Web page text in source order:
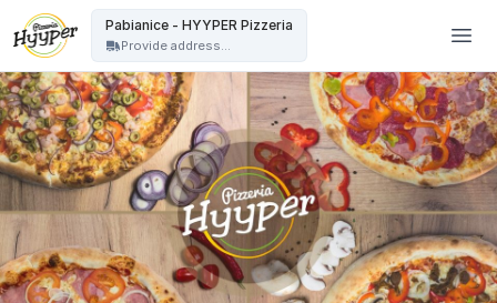
Pabianice - HYYPER Pizzeria
Provide address...